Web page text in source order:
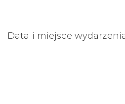
Data i miejsce